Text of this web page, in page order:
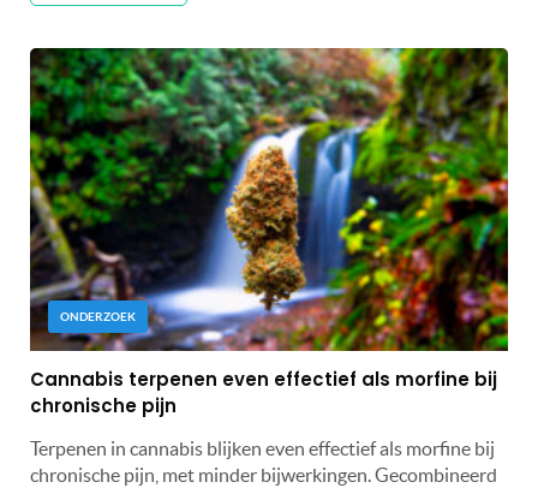
ONDERZOEK
Cannabis terpenen even effectief als morfine bij
chronische pijn
Terpenen in cannabis blijken even effectief als morfine bij
chronische pijn, met minder bijwerkingen. Gecombineerd